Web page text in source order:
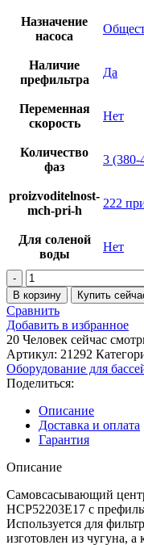
Назначение
насоса
Наличие
префильтра
Да
Переменная
скорость
Нет
Количество
фаз
3 (380-
proizvoditelnost-
mch-pri-h
222
Для соленой
воды
Нет
Количество
товара
Насос
Hayward
HCP52203E7
(380В,
222
м3/
ч,
20HP)
В корзину Купить
Сравнить
Добавить в избранное
20 Человек сейчас
Артикул: 21292
Оборудование для
Поделиться:
Описание
Доставка и оплата
Гарантия
Описание
Самовсасывающий
HCP52203E17 c
Используется для
изготовлен из чугуна, а